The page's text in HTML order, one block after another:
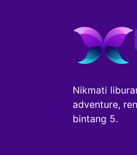
Nikmati
adventure,
bintang 5.